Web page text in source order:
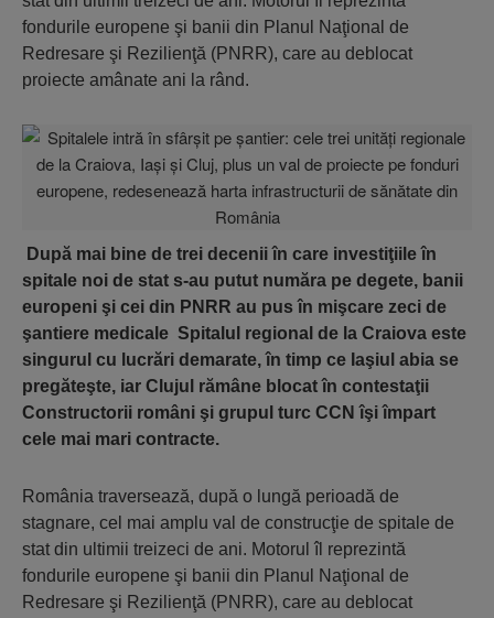
fondurile europene şi banii din Planul Naţional de
Redresare şi Rezilienţă (PNRR), care au deblocat
proiecte amânate ani la rând.
După mai bine de trei decenii în care investiţiile în
spitale noi de stat s-au putut număra pe degete, banii
europeni şi cei din PNRR au pus în mişcare zeci de
şantiere medicale Spitalul regional de la Craiova este
singurul cu lucrări demarate, în timp ce Iaşiul abia se
pregăteşte, iar Clujul rămâne blocat în contestaţii
Constructorii români şi grupul turc CCN îşi împart
cele mai mari contracte.
România traversează, după o lungă perioadă de
stagnare, cel mai amplu val de construcţie de spitale de
stat din ultimii treizeci de ani. Motorul îl reprezintă
fondurile europene şi banii din Planul Naţional de
Redresare şi Rezilienţă (PNRR), care au deblocat